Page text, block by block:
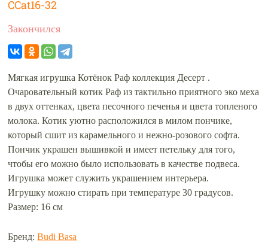
CCat16-32
Закончился
Мягкая игрушка Котёнок Раф коллекция Десерт .
Очаровательный котик Раф из тактильно приятного эко меха
в двух оттенках, цвета песочного печенья и цвета топленого
молока. Котик уютно расположился в милом пончике,
который сшит из карамельного и нежно-розового софта.
Пончик украшен вышивкой и имеет петельку для того,
чтобы его можно было использовать в качестве подвеса.
Игрушка может служить украшением интерьера.
Игрушку можно стирать при температуре 30 градусов.
Размер: 16 см
Бренд:Budi Basa